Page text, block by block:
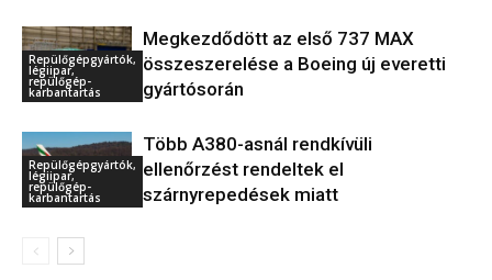
Repülőgépgyártók,
légiipar,
repülőgép-
karbantartás
Megkezdődött az első 737 MAX
összeszerelése a Boeing új everetti
gyártósorán
Repülőgépgyártók,
légiipar,
repülőgép-
karbantartás
Több A380-asnál rendkívüli
ellenőrzést rendeltek el
szárnyrepedések miatt